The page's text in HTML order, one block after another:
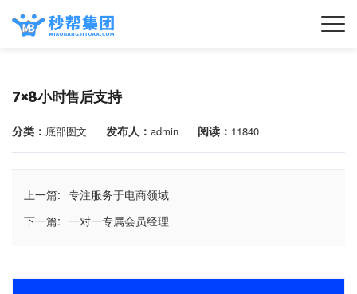
7×8小时售后支持
分类： 底部图文 发布人： admin 阅读： 11840
上一篇: 专注服务于电商领域
下一篇: 一对一专属会员经理